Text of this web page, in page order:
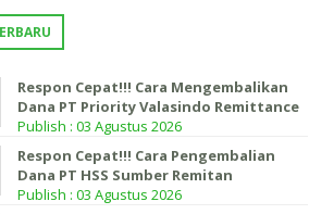
Respon Cepat!!! Cara Mengembalikan
Dana PT Priority Valasindo Remittance
Publish : 03 Agustus 2026
Respon Cepat!!! Cara Pengembalian
Dana PT HSS Sumber Remitan
Publish : 03 Agustus 2026